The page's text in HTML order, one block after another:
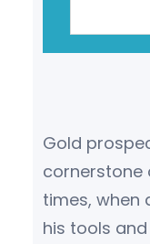
Gold
cornerstone
times, when
his tools